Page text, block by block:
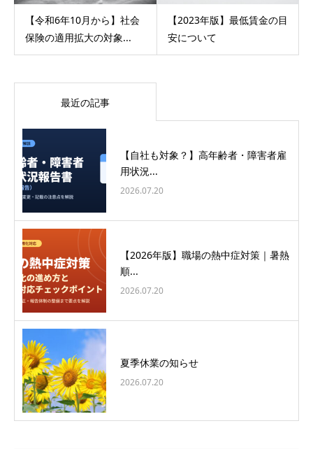
【令和6年10月から】社会
保険の適用拡大の対象...
【2023年版】最低賃金の目
安について
最近の記事
【自社も対象？】高年齢者・障害者雇
用状況...
2026.07.20
【2026年版】職場の熱中症対策｜暑熱
順...
2026.07.20
夏季休業の知らせ
2026.07.20